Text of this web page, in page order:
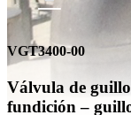
VGT3400-00
Válvula de
fundición –